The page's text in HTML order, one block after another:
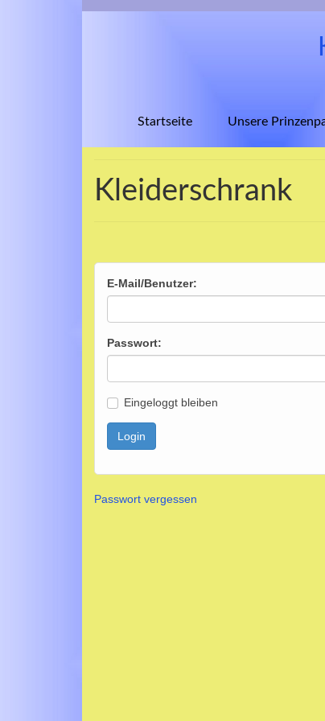
Startseite Unsere
Kleiderschrank
E-Mail/Benutzer:
Passwort:
Eingeloggt bleiben
Login
Passwort vergessen